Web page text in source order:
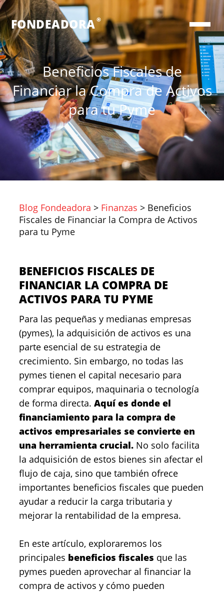
FONDEADORA ®
Beneficios Fiscales de
Financiar la Compra de Activos
para tu Pyme
Blog Fondeadora > Finanzas > Beneficios
Fiscales de Financiar la Compra de Activos
para tu Pyme
BENEFICIOS FISCALES DE
FINANCIAR LA COMPRA DE
ACTIVOS PARA TU PYME
Para las pequeñas y medianas empresas
(pymes), la adquisición de activos es una
parte esencial de su estrategia de
crecimiento. Sin embargo, no todas las
pymes tienen el capital necesario para
comprar equipos, maquinaria o tecnología
de forma directa. Aquí es donde el
financiamiento para la compra de
activos empresariales se convierte en
una herramienta crucial. No solo facilita
la adquisición de estos bienes sin afectar el
flujo de caja, sino que también ofrece
importantes beneficios fiscales que pueden
ayudar a reducir la carga tributaria y
mejorar la rentabilidad de la empresa.
En este artículo, exploraremos los
principales beneficios fiscales que las
pymes pueden aprovechar al financiar la
compra de activos y cómo pueden